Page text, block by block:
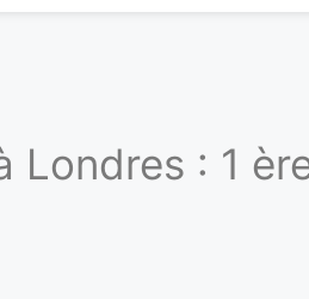
Londres : 1